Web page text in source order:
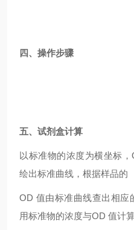
四、操作步骤
五、试剂盒计算
以标准物的浓度为横坐标
绘出标准曲线，根据样品的
OD 值由标准曲线查出相应
用标准物的浓度与OD 值计